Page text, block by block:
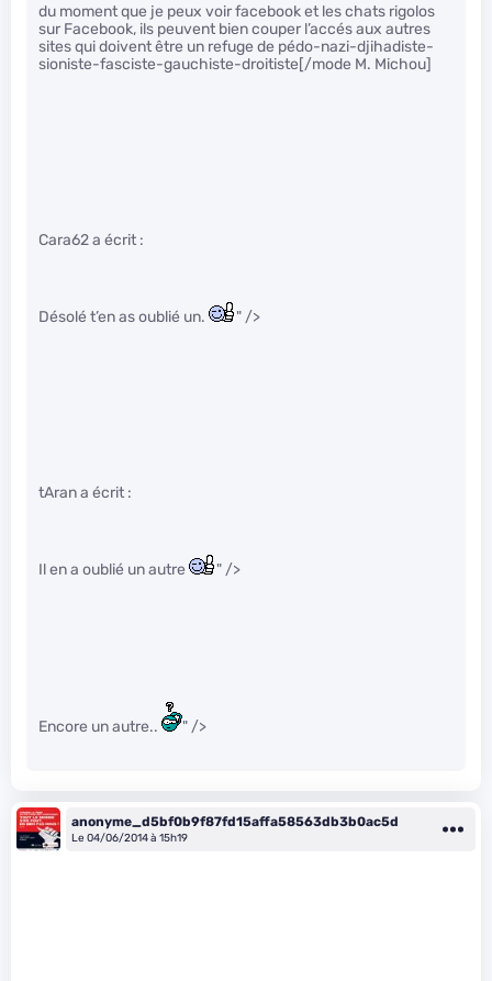
du moment que je peux voir facebook et les chats rigolos
sur Facebook, ils peuvent bien couper l’accés aux autres
sites qui doivent être un refuge de pédo-nazi-djihadiste-
sioniste-fasciste-gauchiste-droitiste[/mode M. Michou]
Cara62 a écrit :
Désolé t’en as oublié un. " />
tAran a écrit :
Il en a oublié un autre " />
Encore un autre.. " />
anonyme_d5bf0b9f87fd15affa58563db3b0ac5d
Le 04/06/2014 à 15h19